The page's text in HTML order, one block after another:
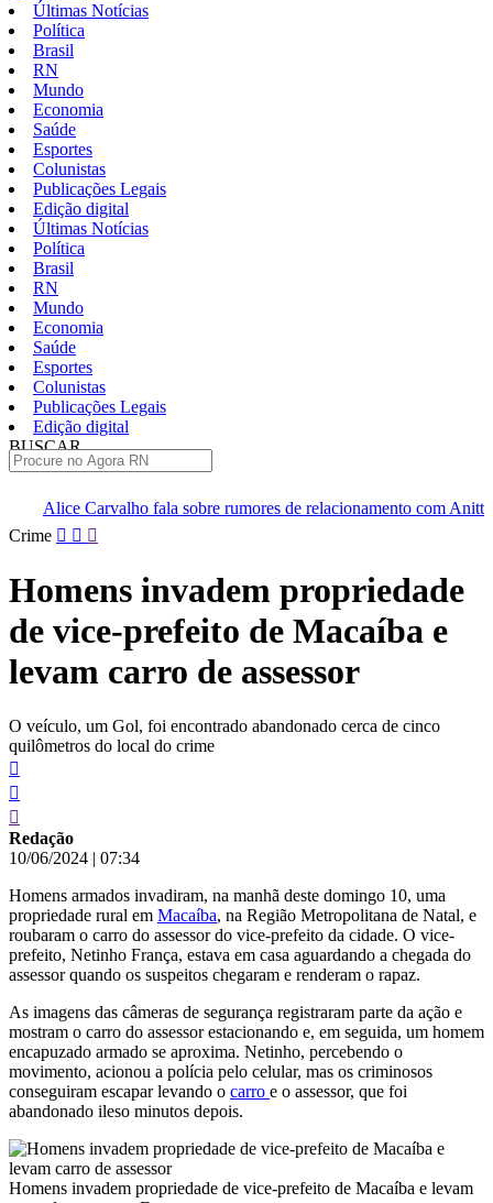
Últimas Notícias
Política
Brasil
RN
Mundo
Economia
Saúde
Esportes
Colunistas
Publicações Legais
Edição digital
Últimas Notícias
Política
Brasil
RN
Mundo
Economia
Saúde
Esportes
Colunistas
Publicações Legais
Edição digital
BUSCAR
sobre rumores de relacionamento com Anitta e defende
Pular
conteúdo
Crime
Homens invadem propriedade
de vice-prefeito de Macaíba e
levam carro de assessor
O veículo, um Gol, foi encontrado abandonado cerca de cinco
quilômetros do local do crime
Redação
10/06/2024 | 07:34
Homens armados invadiram, na manhã deste domingo 10, uma
propriedade rural em Macaíba, na Região Metropolitana de Natal, e
roubaram o carro do assessor do vice-prefeito da cidade. O vice-
prefeito, Netinho França, estava em casa aguardando a chegada do
assessor quando os suspeitos chegaram e renderam o rapaz.
As imagens das câmeras de segurança registraram parte da ação e
mostram o carro do assessor estacionando e, em seguida, um homem
encapuzado armado se aproxima. Netinho, percebendo o
movimento, acionou a polícia pelo celular, mas os criminosos
conseguiram escapar levando o carro e o assessor, que foi
abandonado ileso minutos depois.
Homens invadem propriedade de vice-prefeito de Macaíba e levam